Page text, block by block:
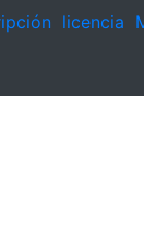
licencia